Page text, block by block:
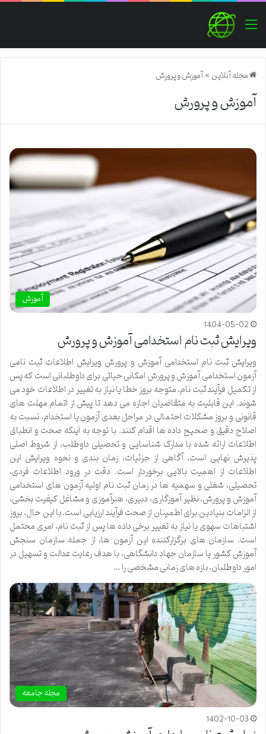
منو
مجله آنلاین>آموزش و پرورش
آموزش و پرورش
آموزش
1404-05-02
ویرایش ثبت نام استخدامی آموزش و پرورش
ویرایش ثبت نام استخدامی آموزش و پرورش ویرایش اطلاعات ثبت نامی
آزمون استخدامی آموزش و پرورش امکانی حیاتی برای داوطلبانی است که پس
از تکمیل فرآیند ثبت نام، متوجه بروز خطا یا نیاز به تغییر در اطلاعات خود می
شوند. این قابلیت به متقاضیان اجازه می دهد تا پیش از اتمام مهلت های
قانونی و بروز مشکلات احتمالی در مراحل بعدی آزمون یا استخدام، نسبت به
اصلاح دقیق و صحیح داده ها اقدام کنند. با توجه به اینکه صحت و انطباق
اطلاعات ارائه شده با مدارک شناسایی و تحصیلی داوطلب، از شروط اصلی
پذیرش نهایی است، آگاهی از جزئیات، زمان بندی و نحوه ویرایش این
اطلاعات از اهمیت بالایی برخوردار است. دقت در ورود اطلاعات فردی،
تحصیلی، شغلی و سهمیه ها در زمان ثبت نام اولیه آزمون های استخدامی
آموزش و پرورش، نظیر آموزگاری، دبیری، هنرآموزی و مشاغل کیفیت بخشی،
از الزامات بنیادین برای اطمینان از صحت فرآیند ارزیابی است. با این حال، بروز
اشتباهات سهوی یا نیاز به تغییر برخی داده ها پس از ثبت نام، امری محتمل
است. سازمان های برگزارکننده این آزمون ها، از جمله سازمان سنجش
آموزش کشور یا سازمان جهاد دانشگاهی، با هدف رعایت عدالت و تسهیل در
امور داوطلبان، بازه های زمانی مشخصی را …
مجله جامعه
1402-10-03